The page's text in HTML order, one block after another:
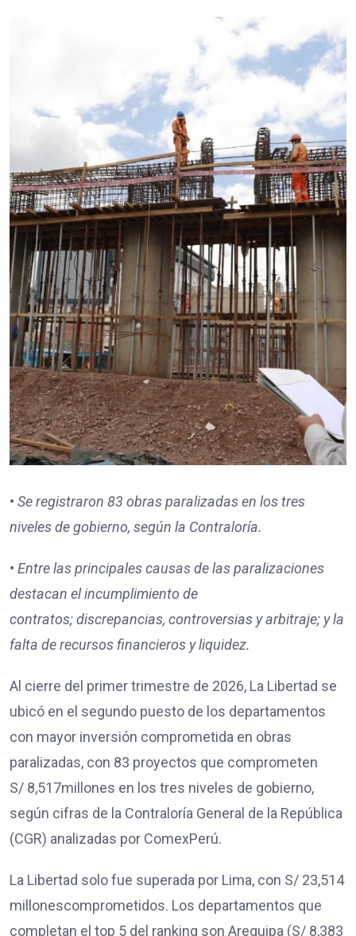
• Se registraron 83 obras paralizadas en los tres
niveles de gobierno, según la Contraloría.
• Entre las principales causas de las paralizaciones
destacan el incumplimiento de
contratos;discrepancias, controversias y arbitraje; yla
falta de recursos financieros y liquidez.
Al cierre del primer trimestre de 2026, La Libertad se
ubicó en el segundo puesto de los departamentos
con mayor inversión comprometida en obras
paralizadas, con 83 proyectos que comprometen
S/ 8,517millones en los tres niveles de gobierno,
según cifras de la Contraloría General de la República
(CGR) analizadas por ComexPerú.
La Libertad solo fue superada por Lima, con S/ 23,514
millonescomprometidos. Los departamentos que
completan el top 5 del ranking son Arequipa (S/ 8,383